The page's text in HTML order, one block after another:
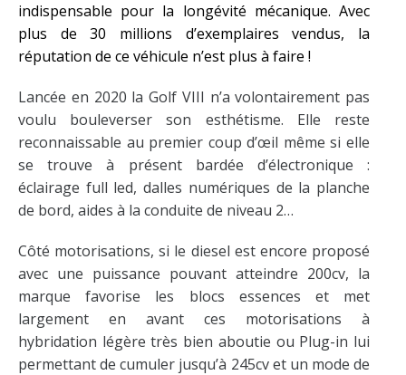
indispensable pour la longévité mécanique. Avec
plus de 30 millions d’exemplaires vendus, la
réputation de ce véhicule n’est plus à faire !
Lancée en 2020 la Golf VIII n’a volontairement pas
voulu bouleverser son esthétisme. Elle reste
reconnaissable au premier coup d’œil même si elle
se trouve à présent bardée d’électronique :
éclairage full led, dalles numériques de la planche
de bord, aides à la conduite de niveau 2…
Côté motorisations, si le diesel est encore proposé
avec une puissance pouvant atteindre 200cv, la
marque favorise les blocs essences et met
largement en avant ces motorisations à
hybridation légère très bien aboutie ou Plug-in lui
permettant de cumuler jusqu’à 245cv et un mode de